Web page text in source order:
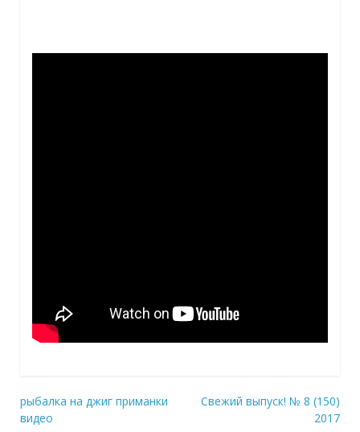
Навигация
рыбалка на джиг приманки
видео
Свежий выпуск! № 8 (150)
2017